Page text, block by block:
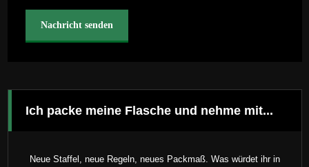
Ich packe meine Flasche und nehme mit...
Neue Staffel, neue Regeln, neues Packmaß. Was würdet ihr in